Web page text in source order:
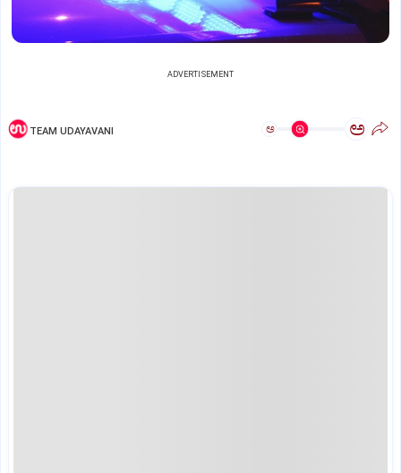
ADVERTISEMENT
TEAM UDAYAVANI ಅ ಅ